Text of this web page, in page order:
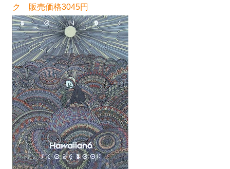
ク 販売価格3045円